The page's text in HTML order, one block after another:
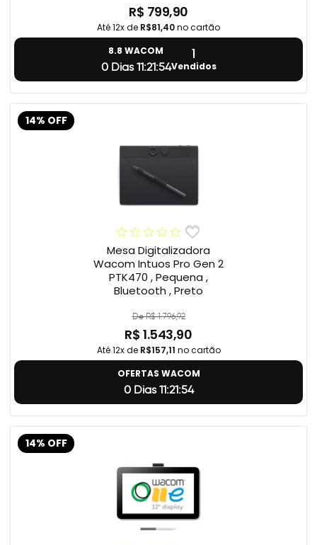
R$ 799,90
Até 12x de R$81,40no cartão
8.8 WACOM
0 Dias 11:21:54
1
Vendidos
14% OFF
Mesa Digitalizadora
Wacom Intuos Pro Gen 2
PTK470 , Pequena ,
Bluetooth , Preto
De R$ 1.796,92
R$ 1.543,90
Até 12x de R$157,11 no cartão
OFERTAS WACOM
0 Dias 11:21:54
14% OFF